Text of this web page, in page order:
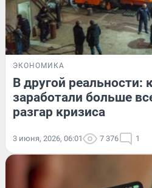
ЭКОНОМИКА
В другой реальности:
заработали больше
разгар кризиса
3 июня, 2026, 06:01 7 376 1